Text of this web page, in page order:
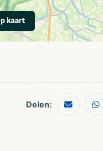
25-49
50-100
Meer dan 100
kaart
Delen: